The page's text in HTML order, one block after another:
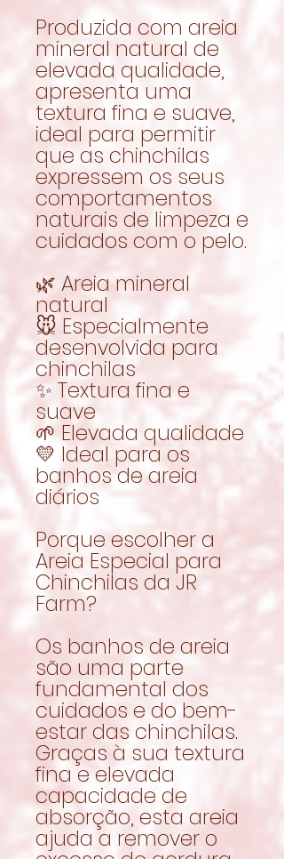
Produzida com areia
mineral natural de
elevada qualidade,
apresenta uma
textura fina e suave,
ideal para permitir
que as chinchilas
expressem os seus
comportamentos
naturais de limpeza e
cuidados com o pelo.
🌿 Areia mineral
natural
🐭 Especialmente
desenvolvida para
chinchilas
✨ Textura fina e
suave
🌱 Elevada qualidade
💛 Ideal para os
banhos de areia
diários
Porque escolher a
Areia Especial para
Chinchilas da JR
Farm?
Os banhos de areia
são uma parte
fundamental dos
cuidados e do bem-
estar das chinchilas.
Graças à sua textura
fina e elevada
capacidade de
absorção, esta areia
ajuda a remover o